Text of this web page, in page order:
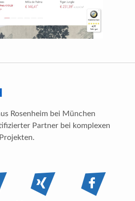
Rosenheim bei München
Partner bei komplexen